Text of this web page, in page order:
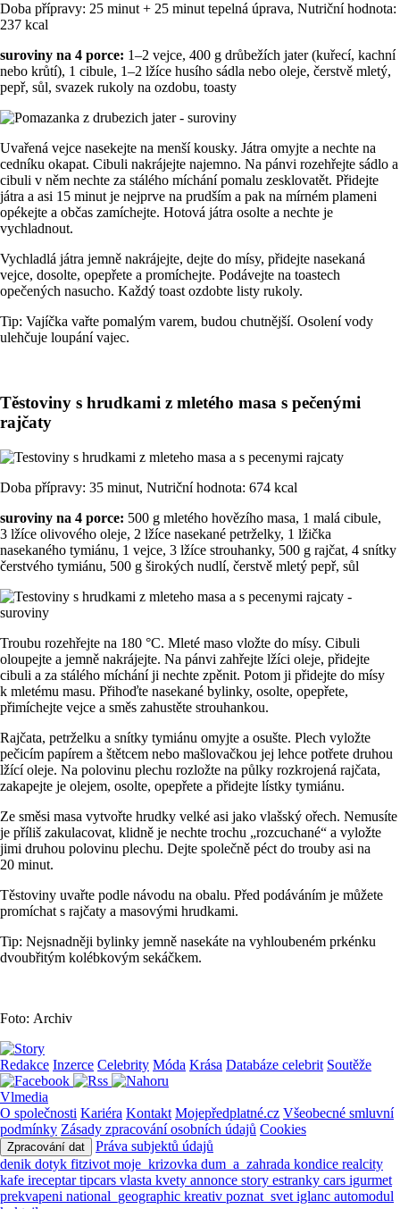
Doba přípravy: 25 minut + 25 minut tepelná úprava, Nutriční hodnota:
237 kcal
suroviny na 4 porce: 1–2 vejce, 400 g drůbežích jater (kuřecí, kachní
nebo krůtí), 1 cibule, 1–2 lžíce husího sádla nebo oleje, čerstvě mletý,
pepř, sůl, svazek rukoly na ozdobu, toasty
Uvařená vejce nasekejte na menší kousky. Játra omyjte a nechte na
cedníku okapat. Cibuli nakrájejte najemno. Na pánvi rozehřejte sádlo a
cibuli v něm nechte za stálého míchání pomalu zesklovatět. Přidejte
játra a asi 15 minut je nejprve na prudším a pak na mírném plameni
opékejte a občas zamíchejte. Hotová játra osolte a nechte je
vychladnout.
Vychladlá játra jemně nakrájejte, dejte do mísy, přidejte nasekaná
vejce, dosolte, opepřete a promíchejte. Podávejte na toastech
opečených nasucho. Každý toast ozdobte listy rukoly.
Tip: Vajíčka vařte pomalým varem, budou chutnější. Osolení vody
ulehčuje loupání vajec.
Těstoviny s hrudkami z mletého masa s pečenými
rajčaty
Doba přípravy: 35 minut, Nutriční hodnota: 674 kcal
suroviny na 4 porce: 500 g mletého hovězího masa, 1 malá cibule,
3 lžíce olivového oleje, 2 lžíce nasekané petrželky, 1 lžička
nasekaného tymiánu, 1 vejce, 3 lžíce strouhanky, 500 g rajčat, 4 snítky
čerstvého tymiánu, 500 g širokých nudlí, čerstvě mletý pepř, sůl
Troubu rozehřejte na 180 °C. Mleté maso vložte do mísy. Cibuli
oloupejte a jemně nakrájejte. Na pánvi zahřejte lžíci oleje, přidejte
cibuli a za stálého míchání ji nechte zpěnit. Potom ji přidejte do mísy
k mletému masu. Přihoďte nasekané bylinky, osolte, opepřete,
přimíchejte vejce a směs zahustěte strouhankou.
Rajčata, petrželku a snítky tymiánu omyjte a osušte. Plech vyložte
pečicím papírem a štětcem nebo mašlovačkou jej lehce potřete druhou
lžící oleje. Na polovinu plechu rozložte na půlky rozkrojená rajčata,
zakapejte je olejem, osolte, opepřete a přidejte lístky tymiánu.
Ze směsi masa vytvořte hrudky velké asi jako vlašský ořech. Nemusíte
je příliš zakulacovat, klidně je nechte trochu „rozcuchané“ a vyložte
jimi druhou polovinu plechu. Dejte společně péct do trouby asi na
20 minut.
Těstoviny uvařte podle návodu na obalu. Před podáváním je můžete
promíchat s rajčaty a masovými hrudkami.
Tip: Nejsnadněji bylinky jemně nasekáte na vyhloubeném prkénku
dvoubřitým kolébkovým sekáčkem.
Foto: Archiv
Redakce Inzerce Celebrity Móda Krása Databáze celebrit Soutěže
Vlmedia
O společnosti Kariéra Kontakt Mojepředplatné.cz Všeobecné smluvní
podmínky Zásady zpracování osobních údajů Cookies
Zpracování dat
Práva subjektů údajů
denik dotyk fitzivot moje_krizovka dum_a_zahrada kondice realcity
kafe ireceptartipcars vlasta kvety annonce story estranky cars igurmet
prekvapeni national_geographic kreativ poznat_svet iglanc automodul